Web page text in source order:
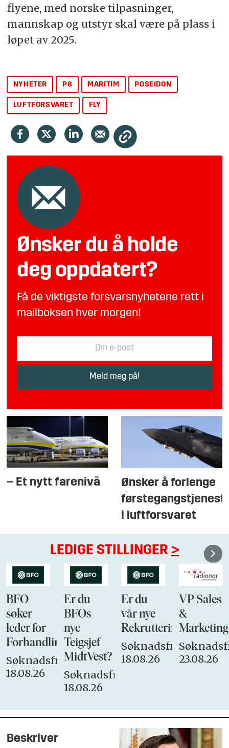
flyene, med norske tilpasninger,
mannskap og utstyr skal være på plass i
løpet av 2025.
NYHETER P8 MARITIM POSEIDON
LUFTFORSVARET FLY
Ønsker du å holde
deg oppdatert?
Få de viktigste forsvarsnyhetene rett i
mailboksen hver morgen!
– Et nytt farenivå
Ønsker å forlenge
i luftforsvaret
LEDIGE STILLINGER >
BFO
søker
leder for
Forhandlingsutvalget
Søknadsfrist:
18.08.26
Er du
BFOs
nye
Teigsjef
MidtVest?
Søknadsfrist:
18.08.26
Er du
vår nye
Søknadsfrist:
18.08.26
VP Sales
&
Marketing
23.08.26
Beskriver